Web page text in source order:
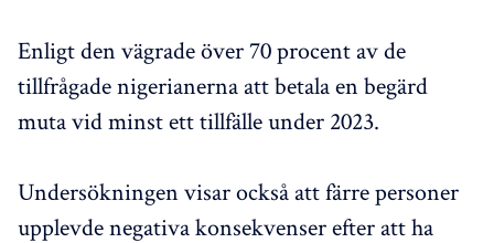
Enligt den vägrade över 70 procent av de
tillfrågade nigerianerna att betala en begärd
muta vid minst ett tillfälle under 2023.
Undersökningen visar också att färre personer
upplevde negativa konsekvenser efter att ha